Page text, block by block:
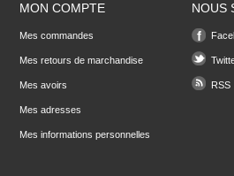
MON COMPTE
Mes commandes
Mes retours de marchandise
Mes avoirs
Mes adresses
Mes informations personnelles
NOUS
RSS